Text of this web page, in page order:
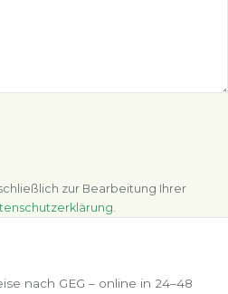
zur Bearbeitung Ihrer
.
nach GEG – online in 24–48